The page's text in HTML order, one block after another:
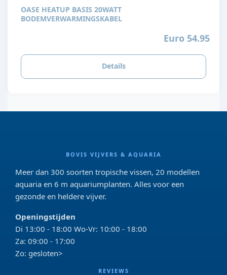
OASE HEATUP BASIS 20WATT
BODEMVERWARMINGSKABEL
Euro 54.95
Details
BOVIS VIJVERS & AQUARIA
Meer dan 300 soorten tropische vissen, 20 modellen
aquaria en 6 m aquariumplanten. Alles voor een
gezonde en heldere vijver.
Openingstijden
Di 13:00 - 18:00 Wo-Vr: 10:00 - 18:00
Za: 09:00 - 17:00
Zo: gesloten>
REVIEWS